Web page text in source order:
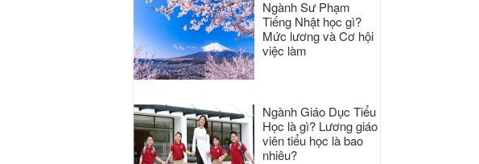
Ngành Sư Phạm
Tiếng Nhật học gì?
Mức lương và Cơ hội
việc làm
Ngành Giáo Dục Tiểu
Học là gì? Lương giáo
viên tiểu học là bao
nhiêu?